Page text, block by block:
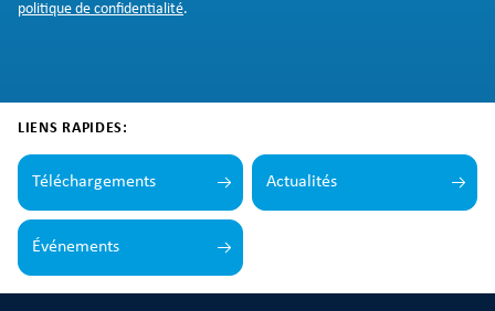
politique de confidentialité.
LIENS RAPIDES:
Téléchargements Actualités
Événements